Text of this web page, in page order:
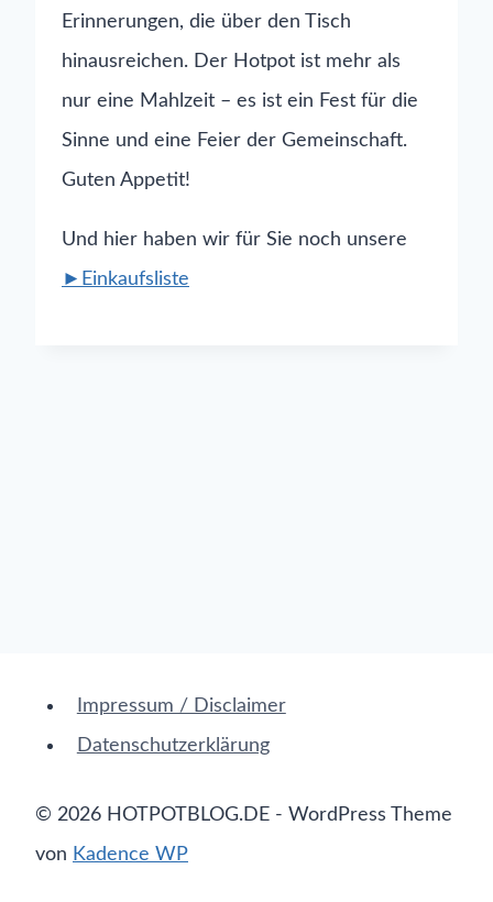
Erinnerungen, die über den Tisch
hinausreichen. Der Hotpot ist mehr als
nur eine Mahlzeit – es ist ein Fest für die
Sinne und eine Feier der Gemeinschaft.
Guten Appetit!
Und hier haben wir für Sie noch unsere
►Einkaufsliste
Impressum / Disclaimer
Datenschutzerklärung
© 2026 HOTPOTBLOG.DE - WordPress Theme
von Kadence WP